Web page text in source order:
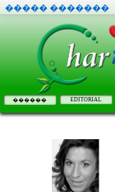
����� �������
������ EDITORIAL